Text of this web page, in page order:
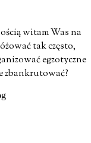
witam Was na
tak często,
egzotyczne
zbankrutować?